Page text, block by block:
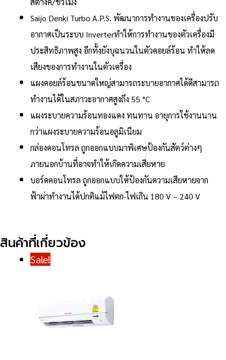
Saijo Denki Turbo A.P.S. พัฒนาการทำงานของเครื่องปรับ
อากาศเป็นระบบ Inverterทำให้การทำงานของตัวเครื่องมี
ประสิทธิภาพสูง อีกทั้งยังบุฉนวนในตัวคอยล์ร้อน ทำให้ลด
เสียงของการทำงานในตัวเครื่อง
แผงคอยล์ร้อนขนาดใหญ่สามารถระบายอากาศได้ดีสามารถ
ทำงานได้ในสภาวะอากาศสูงถึง 55 °C
แผงระบายความร้อนทองแดง ทนทาน อายุการใช้งานนาน
กว่าแผงระบายความร้อนอลูมิเนียม
กล่องคอนโทรล ถูกออกแบบมาพิเศษป้องกันสัตว์ต่างๆ
ภายนอกบ้านที่อาจทำให้เกิดความเสียหาย
บอร์ดคอนโทรล ถูกออกแบบให้ป้องกันความเสียหายจาก
ฟ้าผ่าทำงานได้ปกติแม้ไฟตก-ไฟเกิน 180 V – 240 V
สินค้าที่เกี่ยวข้อง
Sale!